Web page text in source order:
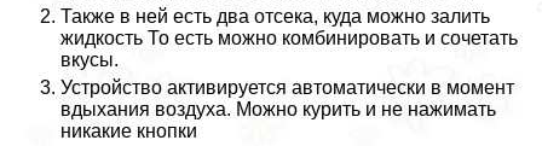
Также в ней есть два отсека, куда можно залить
жидкость То есть можно комбинировать и сочетать
вкусы.
Устройство активируется автоматически в момент
вдыхания воздуха. Можно курить и не нажимать
никакие кнопки